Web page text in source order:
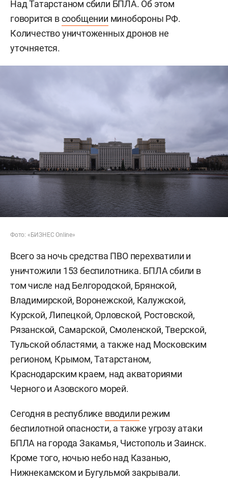
Над Татарстаном сбили БПЛА. Об этом
говорится всообщении минобороны РФ.
Количество уничтоженных дронов не
уточняется.
Фото: «БИЗНЕС Online»
Всего за ночь средства ПВО перехватили и
уничтожили 153 беспилотника. БПЛА сбили в
том числе над Белгородской, Брянской,
Владимирской, Воронежской, Калужской,
Курской, Липецкой, Орловской, Ростовской,
Рязанской, Самарской, Смоленской, Тверской,
Тульской областями, а также над Московским
регионом, Крымом, Татарстаном,
Краснодарским краем, над акваториями
Черного и Азовского морей.
Сегодня в республике вводили режим
беспилотной опасности, а также угрозу атаки
БПЛА на города Закамья, Чистополь и Заинск.
Кроме того, ночью небо над Казанью,
Нижнекамском и Бугульмой закрывали.